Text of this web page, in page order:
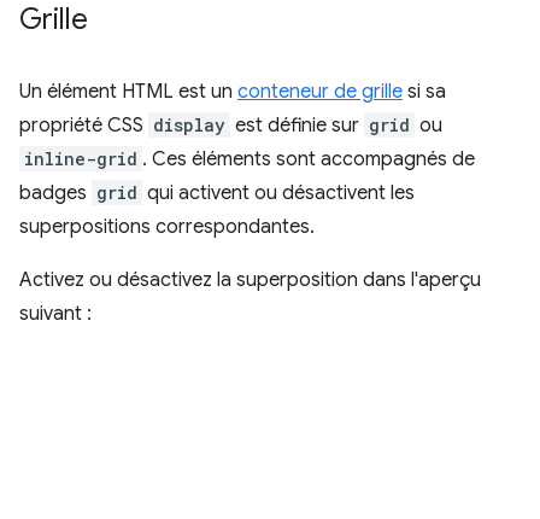
Grille
Un élément HTML est un conteneur de grille si sa
propriété CSS display est définie sur grid ou
inline-grid . Ces éléments sont accompagnés de
badges grid qui activent ou désactivent les
superpositions correspondantes.
Activez ou désactivez la superposition dans l'aperçu
suivant :